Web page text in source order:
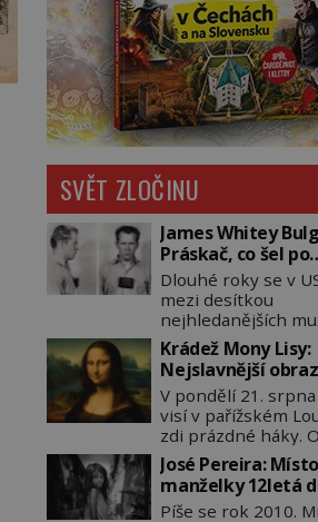
SVĚT ZLOČINU
James Whitey
Práskač, co šel po
práskačích
Dlouhé roky se v
mezi desítkou
nejhledanějších
dopracuje to až na
dvě – hned po
Ládinovi
James „Whitey“
(1929–2018)
spoluúčasti na 19
vraždách, vydírání a
A samozřejmě,
je ještě drogový
Krádež Mony Lisy:
Nejslavnější
zůstane dva roky
nezvěstný
V pondělí 21. srpna
visí v pařížském
zdi prázdné háky.
který dnes zná celý
pryč. Zpočátku si
nemyslí, že jde o
Zaměstnanci jsou
José Pereira: Místo
manželky 12letá
a sousedi o všem
Píše se rok 2010.